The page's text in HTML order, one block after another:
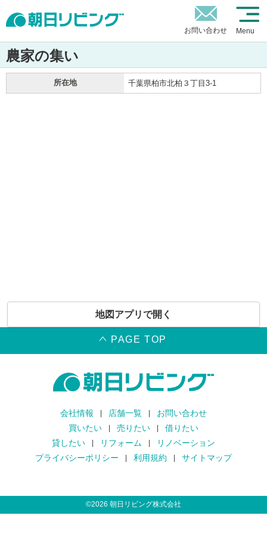
お問い合わせ Menu
農家の集い
所在地 千葉県柏市北柏３丁目3-1
地図アプリで開く
PAGE TOP
会社情報 店舗一覧
お問い合わせ
買いたい
売りたい
借りたい
貸したい
リフォーム
リノベーション
プライバシーポリシー
利用規約 サイトマップ
©2026 朝日リビング株式会社